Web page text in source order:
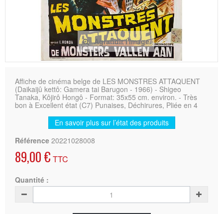
Agrandir l'image
Affiche de cinéma belge de LES MONSTRES ATTAQUENT
(Daikaijû kettô: Gamera tai Barugon - 1966) - Shigeo
Tanaka, Kôjirô Hongô - Format: 35x55 cm. environ. - Très
bon à Excellent état (C7) Punaises, Déchirures, Pliée en 4
En savoir plus sur l’état des produits
Référence 20221028008
89,00 € TTC
Quantité :